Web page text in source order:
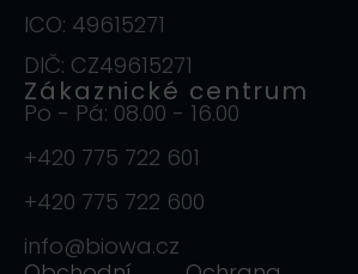
ICO: 49615271
DIČ: CZ49615271
Zákaznické centrum
Po - Pá: 08.00 - 16.00
+420 775 722 601
+420 775 722 600
info@biowa.cz